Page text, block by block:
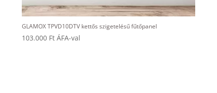
GLAMOX TPVD10DTV kettős szigetelésű fűtőpanel
103.000 Ft ÁFA-val